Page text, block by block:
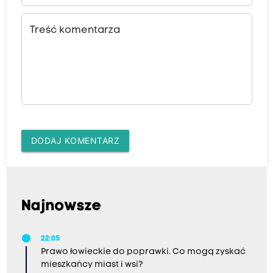
Treść komentarza
DODAJ KOMENTARZ
Najnowsze
22:05
Prawo łowieckie do poprawki. Co mogą zyskać
mieszkańcy miast i wsi?